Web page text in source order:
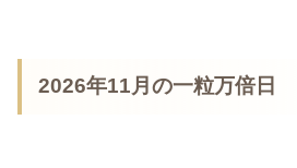
2026年11月の一粒万倍日